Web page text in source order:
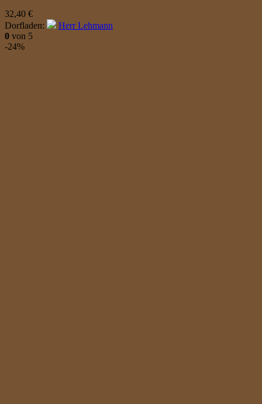
32,40 €
Dorfladen:
Herr Lehmann
0 von 5
-24%